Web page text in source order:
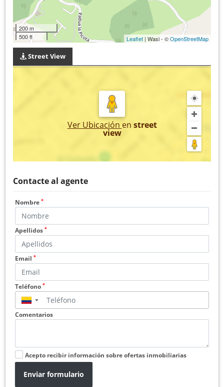
200 m
500 ft
Leaflet | Wasi - ©OpenStreetMap
Street View
Ver Ubicación en street
view
Contacte al agente
Nombre *
Apellidos *
Email *
Teléfono *
▼
Comentarios
Acepto recibir información sobre ofertas inmobiliarias
Enviar formulario